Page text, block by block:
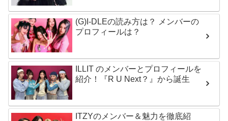
(G)I-DLEの読み方は？ メンバーの
プロフィールは？
ILLIT のメンバーとプロフィールを
紹介！『R U Next？』から誕生
ITZYのメンバー＆魅力を徹底紹